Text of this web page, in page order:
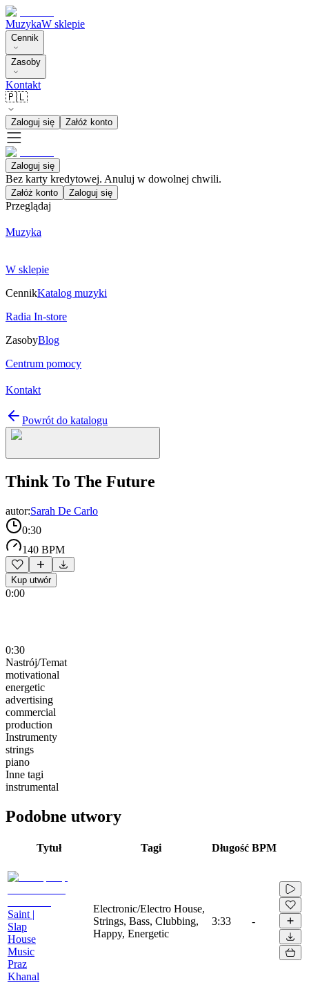
MuzykaW sklepie
Cennik
Zasoby
Kontakt
🇵🇱
Zaloguj się Załóż konto
Zaloguj się
Bez karty kredytowej. Anuluj w dowolnej chwili.
Załóż konto Zaloguj się
Przeglądaj
Muzyka
W sklepie
CennikKatalog muzyki
Radia In-store
ZasobyBlog
Centrum pomocy
Kontakt
Powrót do katalogu
Think To The Future
autor:Sarah De Carlo
0:30
140 BPM
Kup utwór
0:00
0:30
Nastrój/Temat
motivational
energetic
advertising
commercial
production
Instrumenty
strings
piano
Inne tagi
instrumental
Podobne utwory
Tytuł Tagi Długość BPM
Saint |
Slap
House
Music
Praz
Khanal
Electronic/Electro House,
Strings, Bass, Clubbing,
Happy, Energetic
3:33 -